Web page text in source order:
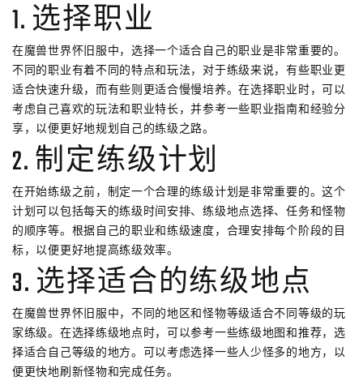
1. 选择职业
在魔兽世界怀旧服中，选择一个适合自己的职业是非常重要的。
不同的职业有着不同的特点和玩法，对于练级来说，有些职业更
适合快速升级，而有些则更适合慢慢培养。在选择职业时，可以
考虑自己喜欢的玩法和职业特长，并参考一些职业指南和经验分
享，以便更好地规划自己的练级之路。
2. 制定练级计划
在开始练级之前，制定一个合理的练级计划是非常重要的。这个
计划可以包括每天的练级时间安排、练级地点选择、任务和怪物
的顺序等。根据自己的职业和练级速度，合理安排每个阶段的目
标，以便更好地提高练级效率。
3. 选择适合的练级地点
在魔兽世界怀旧服中，不同的地区和怪物等级适合不同等级的玩
家练级。在选择练级地点时，可以参考一些练级地图和推荐，选
择适合自己等级的地方。可以考虑选择一些人少怪多的地方，以
便更快地刷新怪物和完成任务。